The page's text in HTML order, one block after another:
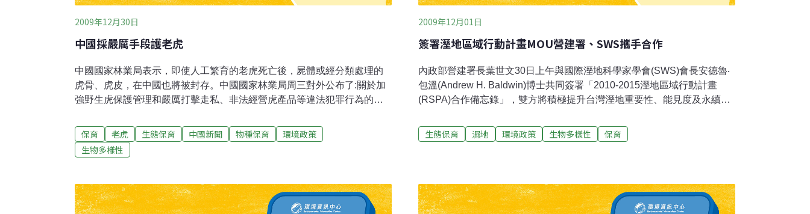
2009年12月30日
中國採嚴厲手段護老虎
中國國家林業局表示，即使人工繁育的老虎死亡後，屍體或經分類處理的
虎骨、虎皮，在中國也將被封存。中國國家林業局周三對外公布了:關於加
強野生虎保護管理和嚴厲打擊走私、非法經營虎產品等違法犯罪行為的通
度還會更高。此外，在百姓多次舉報、反映走私、非法經營虎產品後，那
些不聞不問、放任自流的主管官員將受到懲處。中國野生虎種群仍處於極
度瀕危狀況，棲息地面積難以滿足野生虎生存要求，供老虎獵食的物種種
員，調查野生動物產品交易較頻繁的場所和環節，嚴厲打擊走私、非法經
營虎產品等行為。野生虎及其捕食動物在傷害人畜、損毀農作物後，官方
保育 老虎 生態保育 中國新聞 物種保育
環境政策
生物多樣性
2009年12月01日
簽署溼地區域行動計畫MOU營建署、SWS攜手合作
內政部營建署長葉世文30日上午與國際溼地科學家學會(SWS)會長安德魯‧
包溫(Andrew H. Baldwin)博士共同簽署「2010-2015溼地區域行動計畫
(RSPA)合作備忘錄」，雙方將積極提升台灣溼地重要性、能見度及永續利
為維持與國際接軌，2008年2月加入國際溼地科學家學會(SWS)成為會員。
今年，營建署與SWS簽署2010-2015年「溼地區域行動計畫(Regional
灣溼地復育相關知識與技術，保育我國溼地生態環境。安德魯‧包溫會長表
示，SWS以全球溼地復育為目標，台灣現在起步不算太晚，他強調溼地具
生態保育 濕地 環境政策 生物多樣性 保育